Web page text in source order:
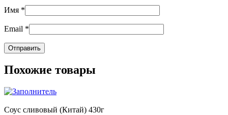
Имя *
Email *
Похожие товары
Соус сливовый (Китай) 430г